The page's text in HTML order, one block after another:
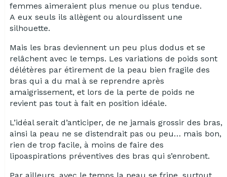
femmes aimeraient plus menue ou plus tendue.
A eux seuls ils allègent ou alourdissent une
silhouette.
Mais les bras deviennent un peu plus dodus et se
relâchent avec le temps. Les variations de poids sont
délétères par étirement de la peau bien fragile des
bras qui a du mal à se reprendre après
amaigrissement, et lors de la perte de poids ne
revient pas tout à fait en position idéale.
L’idéal serait d’anticiper, de ne jamais grossir des bras,
ainsi la peau ne se distendrait pas ou peu… mais bon,
rien de trop facile, à moins de faire des
lipoaspirations préventives des bras qui s’enrobent.
Par ailleurs, avec le temps la peau se fripe, surtout